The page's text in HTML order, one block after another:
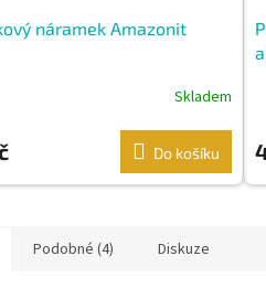
náramek Amazonit
Skladem
Do košíku
Podobné (4) Diskuze